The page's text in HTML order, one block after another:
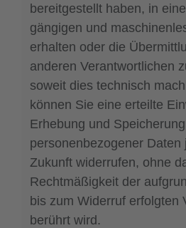
bereitgestellt haben, in
gängigen und
erhalten oder die
anderen Verantwortlichen
soweit dies technisch
können Sie eine erteilte
Erhebung und Speicherung
personenbezogener Daten
Zukunft widerrufen, ohne
Rechtmäßigkeit der
bis zum Widerruf erfolgten
berührt wird.